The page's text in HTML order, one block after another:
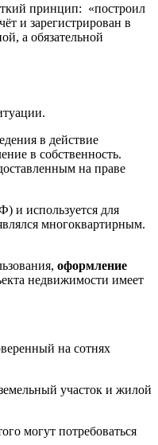
принцип: «построил
и зарегистрирован в
а обязательной
в действие
в собственность.
на праве
и используется для
многоквартирным.
оформление
недвижимости имеет
на сотнях
участок и жилой
могут потребоваться